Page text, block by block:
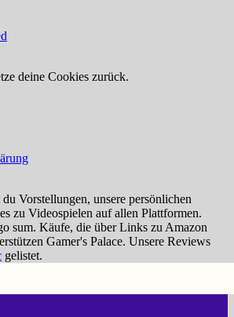
deine Cookies zurück.
Vorstellungen, unsere persönlichen
zu Videospielen auf allen Plattformen.
sum. Käufe, die über Links zu Amazon
Gamer's Palace. Unsere Reviews
gelistet.